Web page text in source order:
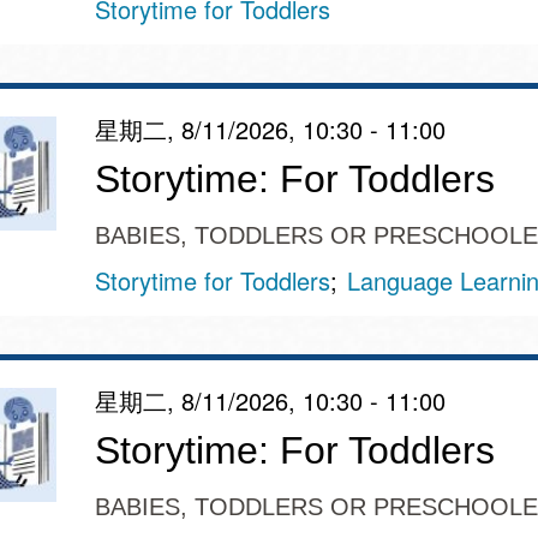
Storytime for Toddlers
星期二, 8/11/2026, 10:30 - 11:00
Storytime: For Toddlers
BABIES, TODDLERS OR
Storytime for Toddlers Language
星期二, 8/11/2026, 10:30 - 11:00
Storytime: For Toddlers
BABIES, TODDLERS OR